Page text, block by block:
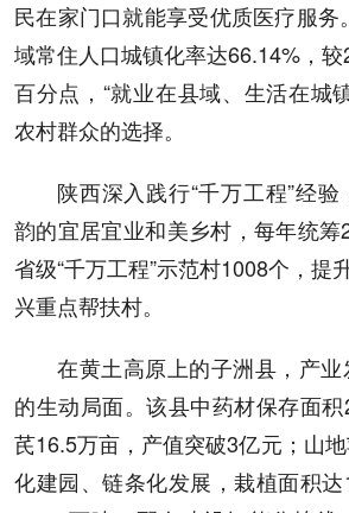
民在家门口就能享受优质医疗服
域常住人口城镇化率达66.14%，
百分点，“就业在县域、生活在城
农村群众的选择。
陕西深入践行“千万工程”经
韵的宜居宜业和美乡村，每年统
省级“千万工程”示范村1008个，提
兴重点帮扶村。
在黄土高原上的子洲县，产
的生动局面。该县中药材保存面
芪16.5万亩，产值突破3亿元；山
化建园、链条化发展，栽植面积